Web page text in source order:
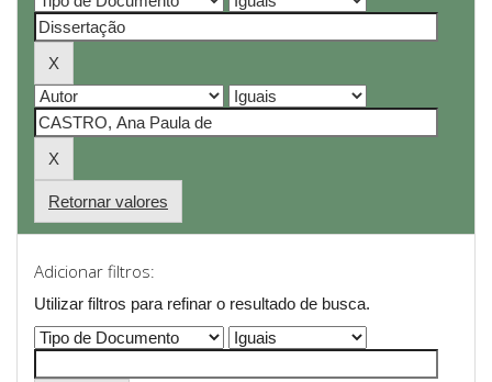
Retornar valores
Adicionar filtros:
Utilizar filtros para refinar o resultado de busca.